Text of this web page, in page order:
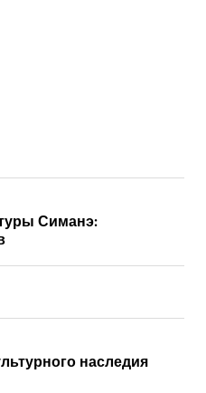
Симанэ:
наследия